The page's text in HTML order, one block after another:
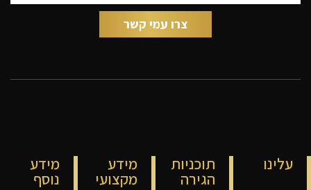
עלינו תוכניות
הגירה
מידע
מקצועי
מידע
נוסף